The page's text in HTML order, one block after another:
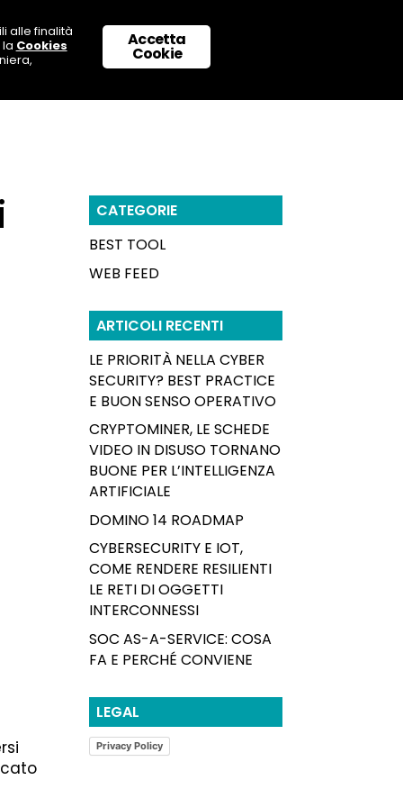
NOI SUPPORTO & CONTATTI
CATEGORIE
BEST TOOL
WEB FEED
ARTICOLI RECENTI
LE PRIORITÀ NELLA CYBER
SECURITY? BEST PRACTICE
E BUON SENSO OPERATIVO
CRYPTOMINER, LE SCHEDE
VIDEO IN DISUSO TORNANO
BUONE PER L’INTELLIGENZA
ARTIFICIALE
DOMINO 14 ROADMAP
CYBERSECURITY E IOT,
COME RENDERE RESILIENTI
LE RETI DI OGGETTI
INTERCONNESSI
SOC AS-A-SERVICE: COSA
FA E PERCHÉ CONVIENE
LEGAL
Privacy Policy
Accetta
Cookie
alle finalità
Cookies